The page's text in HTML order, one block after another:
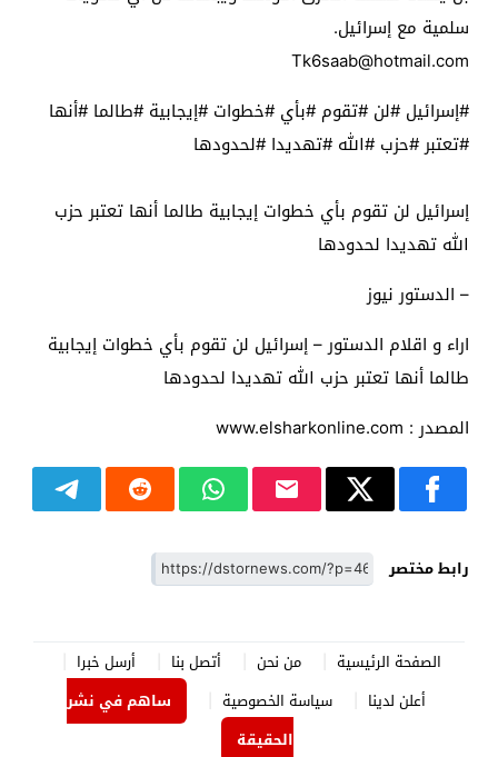
سلمية مع إسرائيل.
Tk6saab@hotmail.com
#إسرائيل #لن #تقوم #بأي #خطوات #إيجابية #طالما #أنها
#تعتبر #حزب #الله #تهديدا #لحدودها
إسرائيل لن تقوم بأي خطوات إيجابية طالما أنها تعتبر حزب
الله تهديدا لحدودها
– الدستور نيوز
اراء و اقلام الدستور – إسرائيل لن تقوم بأي خطوات إيجابية
طالما أنها تعتبر حزب الله تهديدا لحدودها
المصدر : www.elsharkonline.com
رابط مختصر
الصفحة الرئيسية من نحن أتصل بنا
أرسل خبرا
أعلن لدينا
سياسة الخصوصية
ساهم في نشر
الحقيقة